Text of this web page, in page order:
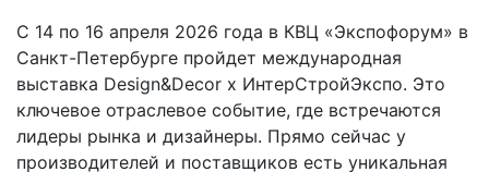
С 14 по 16 апреля 2026 года в КВЦ «Экспофорум» в
Санкт-Петербурге пройдет международная
выставка Design&Decor х ИнтерСтройЭкспо. Это
ключевое отраслевое событие, где встречаются
лидеры рынка и дизайнеры. Прямо сейчас у
производителей и поставщиков есть уникальная